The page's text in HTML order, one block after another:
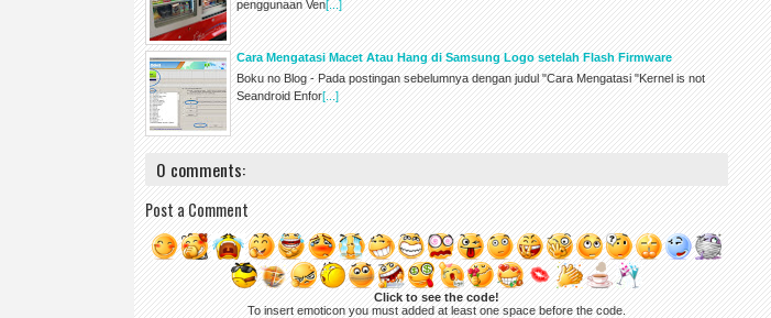
penggunaan Ven[...]
Cara Mengatasi Macet Atau Hang di Samsung Logo setelah Flash Firmware
Boku no Blog - Pada postingan sebelumnya dengan judul "Cara Mengatasi "Kernel is not
Seandroid Enfor[...]
0 comments:
Post a Comment
Click to see the code!
To insert emoticon you must added at least one space before the code.